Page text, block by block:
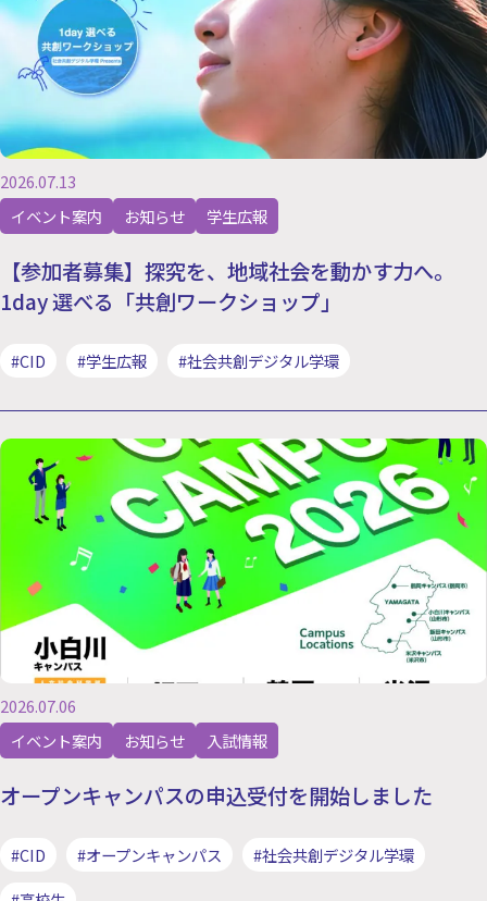
2026.07.13
イベント案内
お知らせ 学生広報
【参加者募集】探究を、地域社会を動かす力へ。
1day 選べる「共創ワークショップ」
#CID #学生広報 #社会共創デジタル学環
2026.07.06
イベント案内
お知らせ 入試情報
オープンキャンパスの申込受付を開始しました
#CID #オープンキャンパス
#社会共創デジタル学環